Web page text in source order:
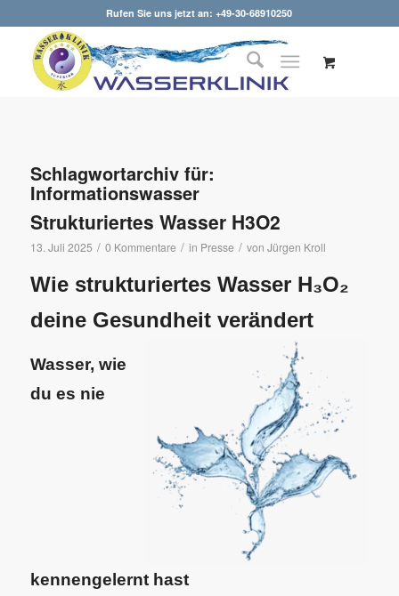
Rufen Sie uns jetzt an: +49-30-68910250
Schlagwortarchiv für:
Informationswasser
Strukturiertes Wasser H3O2
13. Juli 2025 / 0 Kommentare / in Presse / von Jürgen Kroll
Wie strukturiertes Wasser H₃O₂
deine Gesundheit verändert
Wasser, wie
du es nie
kennengelernt hast